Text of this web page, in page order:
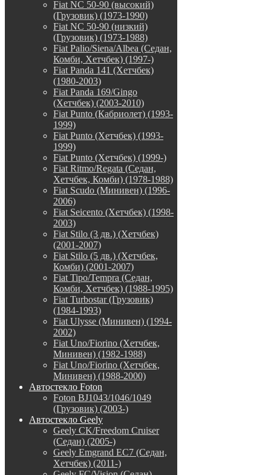
Fiat NC 50-90 (высокий)
(Грузовик) (1973-1990)
Fiat NC 50-90 (низкий)
(Грузовик) (1973-1988)
Fiat Palio/Siena/Albea (Седан,
Комби, Хетчбек) (1997-)
Fiat Panda 141 (Хетчбек)
(1980-2003)
Fiat Panda 169/Gingo
(Хетчбек) (2003-2010)
Fiat Punto (Кабриолет) (1993-
1999)
Fiat Punto (Хетчбек) (1993-
1999)
Fiat Punto (Хетчбек) (1999-)
Fiat Ritmo/Regata (Седан,
Хетчбек, Комби) (1978-1988)
Fiat Scudo (Минивен) (1996-
2006)
Fiat Seicento (Хетчбек) (1998-
2003)
Fiat Stilo (3 дв.) (Хетчбек)
(2001-2007)
Fiat Stilo (5 дв.) (Хетчбек,
Комби) (2001-2007)
Fiat Tipo/Tempra (Седан,
Комби, Хетчбек) (1988-1995)
Fiat Turbostar (Грузовик)
(1984-1993)
Fiat Ulysse (Минивен) (1994-
2002)
Fiat Uno/Fiorino (Хетчбек,
Минивен) (1982-1988)
Fiat Uno/Fiorino (Хетчбек,
Минивен) (1988-2000)
Автостекло Foton
Foton BJ1043/1046/1049
(Грузовик) (2003-)
Автостекло Geely
Geely CK/Freedom Cruiser
(Седан) (2005-)
Geely Emgrand EC7 (Седан,
Хетчбек) (2011-)